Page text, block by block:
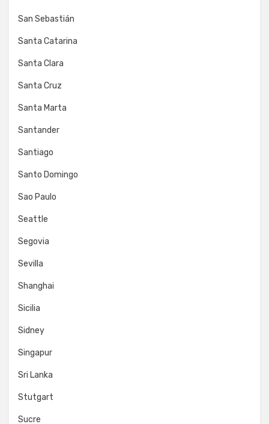
San Sebastián
Santa Catarina
Santa Clara
Santa Cruz
Santa Marta
Santander
Santiago
Santo Domingo
Sao Paulo
Seattle
Segovia
Sevilla
Shanghai
Sicilia
Sidney
Singapur
Sri Lanka
Stutgart
Sucre